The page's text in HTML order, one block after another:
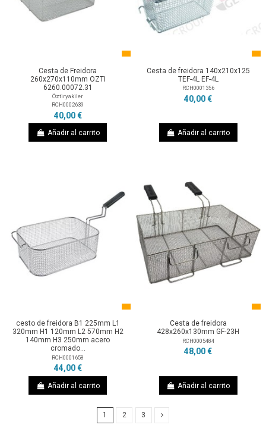
Cesta de Freidora
260x270x110mm OZTI
6260.00072.31
Öztiryakiler
RCH0002639
40,00 €
Añadir al carrito
Cesta de freidora 140x210x125
TEF-4L EF-4L
RCH0001356
40,00 €
Añadir al carrito
cesto de freidora B1 225mm L1
320mm H1 120mm L2 570mm H2
140mm H3 250mm acero
cromado...
RCH0001658
44,00 €
Añadir al carrito
Cesta de freidora
428x260x130mm GF-23H
RCH0005484
48,00 €
Añadir al carrito
1 2 3